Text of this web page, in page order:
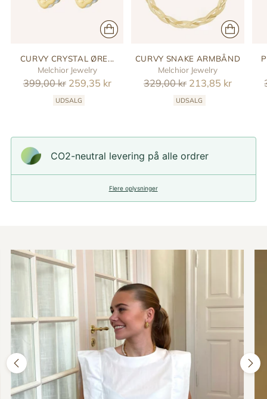
CURVY CRYSTAL ØRE...
Melchior Jewelry
Reguler
399,00 kr 259,35 kr
UDSALG
CURVY SNAKE ARMBÅND
Melchior Jewelry
Reguler
329,00 kr 213,85 kr
UDSALG
CO2-neutral levering på alle ordrer
Flere oplysninger